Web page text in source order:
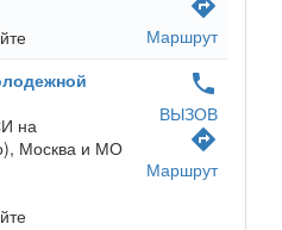
directions
Маршрут
на
Москва и МО
phone
ВЫЗОВ
directions
Маршрут